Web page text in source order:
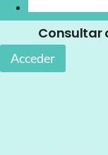
Consultar
Acceder